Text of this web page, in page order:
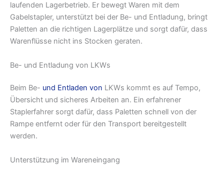
laufenden Lagerbetrieb. Er bewegt Waren mit dem
Gabelstapler, unterstützt bei der Be- und Entladung, bringt
Paletten an die richtigen Lagerplätze und sorgt dafür, dass
Warenflüsse nicht ins Stocken geraten.
Be- und Entladung von LKWs
Beim Be- und Entladen von LKWs kommt es auf Tempo,
Übersicht und sicheres Arbeiten an. Ein erfahrener
Staplerfahrer sorgt dafür, dass Paletten schnell von der
Rampe entfernt oder für den Transport bereitgestellt
werden.
Unterstützung im Wareneingang